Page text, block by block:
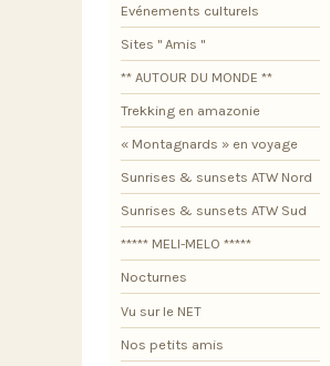
Evénements culturels
Sites " Amis "
** AUTOUR DU MONDE **
Trekking en amazonie
« Montagnards » en voyage
Sunrises & sunsets ATW Nord
Sunrises & sunsets ATW Sud
***** MELI-MELO *****
Nocturnes
Vu sur le NET
Nos petits amis